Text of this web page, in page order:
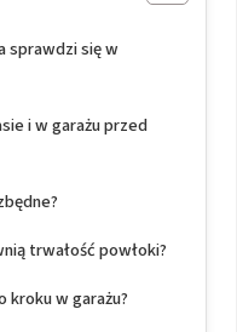
sprawdzi się w
i w garażu przed
trwałość powłoki?
kroku w garażu?